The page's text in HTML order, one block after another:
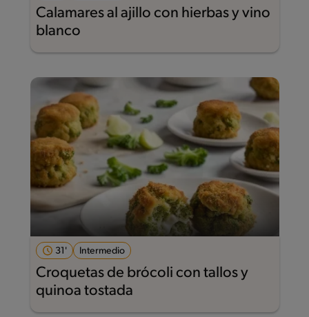
Calamares al ajillo con hierbas y vino
blanco
31' Intermedio
Croquetas de brócoli con tallos y
quinoa tostada